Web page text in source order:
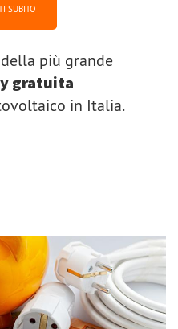
SUBITO
più grande
gratuita
in Italia.